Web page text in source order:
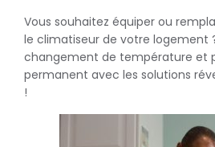
Vous souhaitez équiper ou
le climatiseur de votre logement
changement de température et
permanent avec les solutions
!